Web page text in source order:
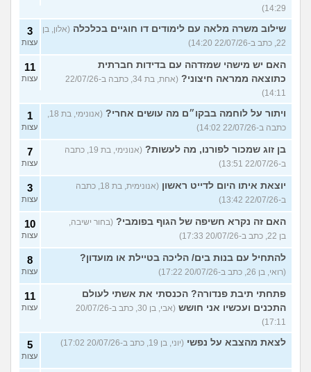
14:29)
שילוב משרה מלאה עם לימודים דו חוגיים בכלכלה (אלון, בן
22, כתב ב-22/07/26 14:20)
3
עצות
האם יש מישהי שמזדהה עם בדידות חברתית
כתוצאה ממראה חיצוני?
(אחת, בת 34, כתבה ב-22/07/26
14:11)
11
עצות
ויתור על לוחמה בבקו״ם מה עושים אחרי?
כתבה ב-22/07/26 14:02)
1
עצות
בן זוג שמכור לפורנו, מה לעשות?
(אנונימי, בת 19, כתבה
ב-22/07/26 13:51)
7
עצות
יוצאת איתו היום לדייט ראשון
(אנונימית, בת 18, כתבה
ב-22/07/26 13:42)
3
עצות
האם זה נקרא חשיפה של הגוף בפומבי? (בחור ישיבה,
בן 22, כתב ב-20/07/26 17:33)
10
עצות
להתחיל עם בנות בים/ הליכה בטיילת או מועדון?
(רואי, בן 26, כתב ב-20/07/26 17:22)
8
עצות
פתחתי תיבת פנדורה? הכנסתי את אשתי לעולם
התכנים ועכשיו אני חושש
(אבי, בן 30, כתב ב-20/07/26
17:11)
11
עצות
לצאת מהצבא על נפשי (יוני, בן 19, כתב ב-20/07/26 17:02) 5
עצות